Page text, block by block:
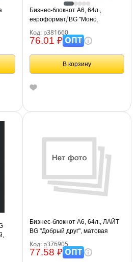
Бизнес-блокнот А6, 64л.,
евроформат, BG "Моно.
ламинация
Код: р381660
76.01 ₽ОПТ
В корзину
Бизнес-блокнот А6, 64л., ЛАЙТ
BG "Добрый друг", матовая
Код: р376905
77.58 ₽ОПТ